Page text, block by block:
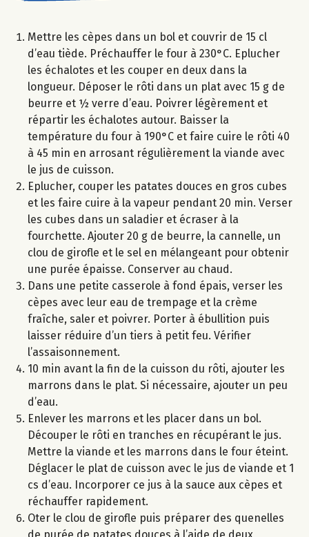
Mettre les cèpes dans un bol et couvrir de 15 cl
d’eau tiède. Préchauffer le four à 230°C. Eplucher
les échalotes et les couper en deux dans la
longueur. Déposer le rôti dans un plat avec 15 g de
beurre et ½ verre d’eau. Poivrer légèrement et
répartir les échalotes autour. Baisser la
température du four à 190°C et faire cuire le rôti 40
à 45 min en arrosant régulièrement la viande avec
le jus de cuisson.
Eplucher, couper les patates douces en gros cubes
et les faire cuire à la vapeur pendant 20 min. Verser
les cubes dans un saladier et écraser à la
fourchette. Ajouter 20 g de beurre, la cannelle, un
clou de girofle et le sel en mélangeant pour obtenir
une purée épaisse. Conserver au chaud.
Dans une petite casserole à fond épais, verser les
cèpes avec leur eau de trempage et la crème
fraîche, saler et poivrer. Porter à ébullition puis
laisser réduire d’un tiers à petit feu. Vérifier
l’assaisonnement.
10 min avant la fin de la cuisson du rôti, ajouter les
marrons dans le plat. Si nécessaire, ajouter un peu
d’eau.
Enlever les marrons et les placer dans un bol.
Découper le rôti en tranches en récupérant le jus.
Mettre la viande et les marrons dans le four éteint.
Déglacer le plat de cuisson avec le jus de viande et 1
cs d’eau. Incorporer ce jus à la sauce aux cèpes et
réchauffer rapidement.
Oter le clou de girofle puis préparer des quenelles